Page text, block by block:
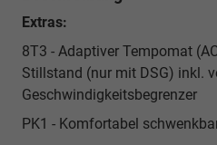
Extras:
8T3 - Adaptiver Tempomat
Stillstand (nur mit DSG) inkl.
Geschwindigkeitsbegrenzer
PK1 - Komfortabel